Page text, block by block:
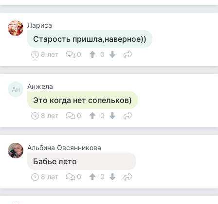
Лариса
Старость пришла,наверное))
8 лет 0 0
Ан Анжела
Это когда нет сопельков)
8 лет 0 0
Альбина Овсянникова
Бабье лето
8 лет 0 0